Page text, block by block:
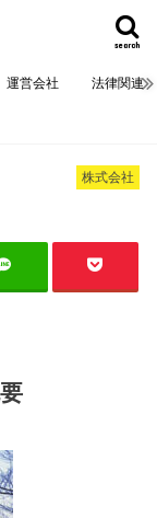
search
運営会社 法律関連
株式会社